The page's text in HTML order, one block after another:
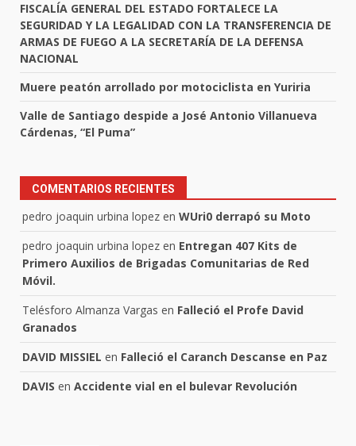
FISCALÍA GENERAL DEL ESTADO FORTALECE LA
SEGURIDAD Y LA LEGALIDAD CON LA TRANSFERENCIA DE
ARMAS DE FUEGO A LA SECRETARÍA DE LA DEFENSA
NACIONAL
Muere peatón arrollado por motociclista en Yuriria
Valle de Santiago despide a José Antonio Villanueva
Cárdenas, “El Puma”
COMENTARIOS RECIENTES
pedro joaquin urbina lopez en WUri0 derrapó su Moto
pedro joaquin urbina lopez en Entregan 407 Kits de
Primero Auxilios de Brigadas Comunitarias de Red
Móvil.
Telésforo Almanza Vargas en Falleció el Profe David
Granados
DAVID MISSIEL en Falleció el Caranch Descanse en Paz
DAVIS en Accidente vial en el bulevar Revolución